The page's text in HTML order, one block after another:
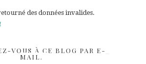
des données invalides.
VOUS À CE BLOG PAR E-
MAIL.